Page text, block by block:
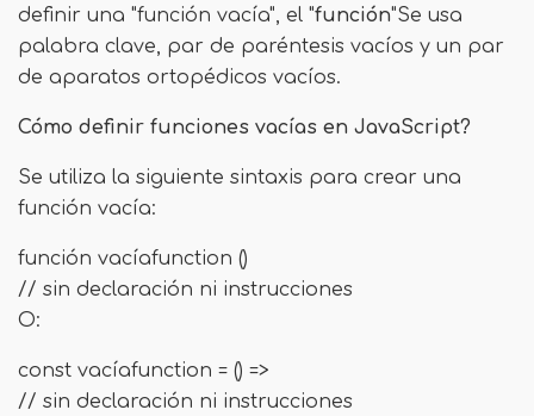
definir una "función vacía", el "función"Se usa
palabra clave, par de paréntesis vacíos y un par
de aparatos ortopédicos vacíos.
Cómo definir funciones vacías en JavaScript?
Se utiliza la siguiente sintaxis para crear una
función vacía:
función vacíafunction ()
// sin declaración ni instrucciones
O:
const vacíafunction = () =>
// sin declaración ni instrucciones